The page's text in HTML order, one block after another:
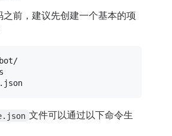
前，建议先创建一个基本的项
文件可以通过以下命令生